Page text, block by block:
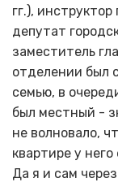
гг.),
депутат
заместитель
отделении был
семью, в
был местный -
не волновало,
квартире у
Да я и сам